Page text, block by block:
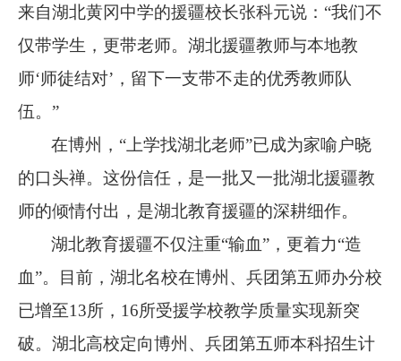
来自湖北黄冈中学的援疆校长张科元说：“我们不
仅带学生，更带老师。湖北援疆教师与本地教
师‘师徒结对’，留下一支带不走的优秀教师队
伍。”
在博州， “上学找湖北老师”已成为家喻户晓
的口头禅。这份信任，是一批又一批湖北援疆教
师的倾情付出，是湖北教育援疆的深耕细作。
湖北教育援疆不仅注重“输血”，更着力“造
血”。目前，湖北名校在博州、兵团第五师办分校
已增至13所， 16所受援学校教学质量实现新突
破。湖北高校定向博州、兵团第五师本科招生计